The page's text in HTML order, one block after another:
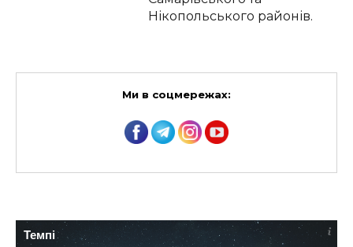
Нікопольського районів.
Ми в соцмережах:
Темпі